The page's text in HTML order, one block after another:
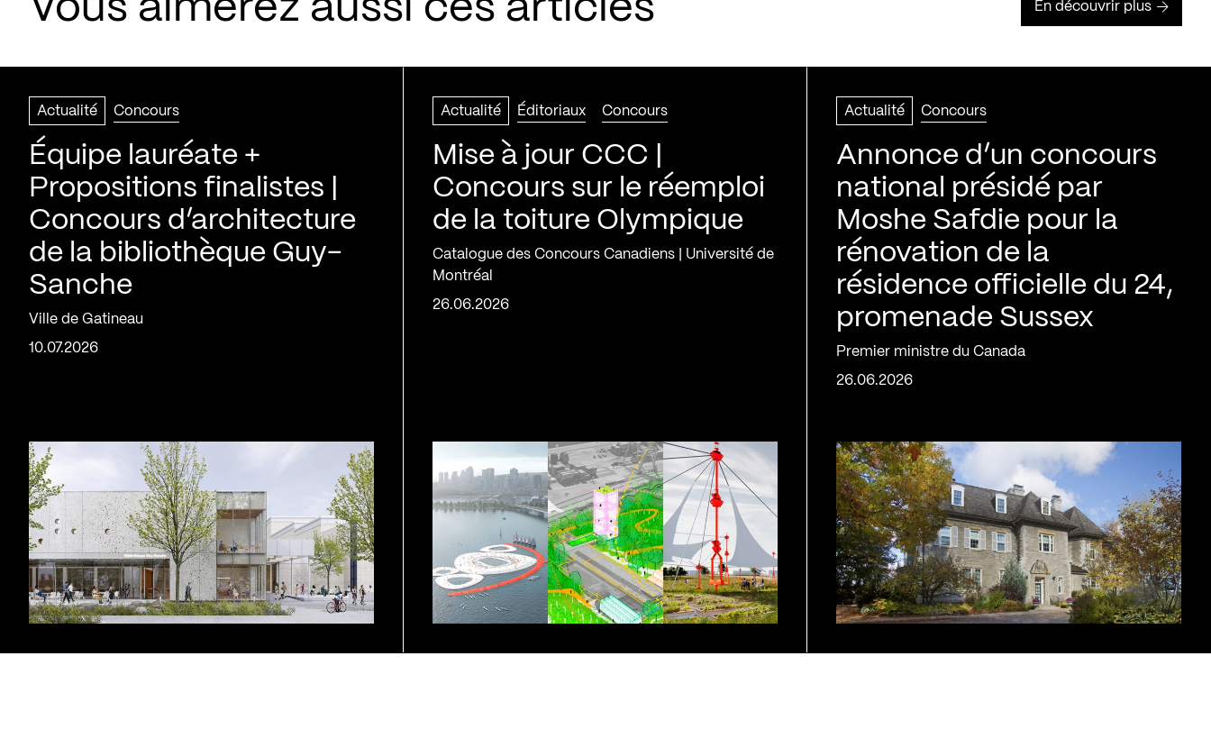
Vous aimerez aussi ces articles En découvrir plus
Actualité Concours
Équipe lauréate +
Propositions finalistes |
Concours d’architecture
de la bibliothèque Guy-
Sanche
Ville de Gatineau
10.07.2026
Actualité Éditoriaux Concours
Mise à jour CCC |
Concours sur le réemploi
de la toiture Olympique
Catalogue des Concours Canadiens | Université de
Montréal
26.06.2026
Actualité Concours
Annonce d’un concours
national présidé par
Moshe Safdie pour la
rénovation de la
résidence officielle du 24,
promenade Sussex
Premier ministre du Canada
26.06.2026